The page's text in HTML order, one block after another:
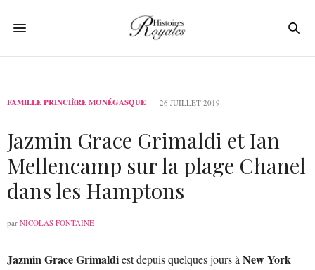
FAMILLE PRINCIÈRE MONÉGASQUE 26 JUILLET 2019
Jazmin Grace Grimaldi et Ian
Mellencamp sur la plage Chanel
dans les Hamptons
par NICOLAS FONTAINE
Jazmin Grace Grimaldiest depuis quelques jours à New York